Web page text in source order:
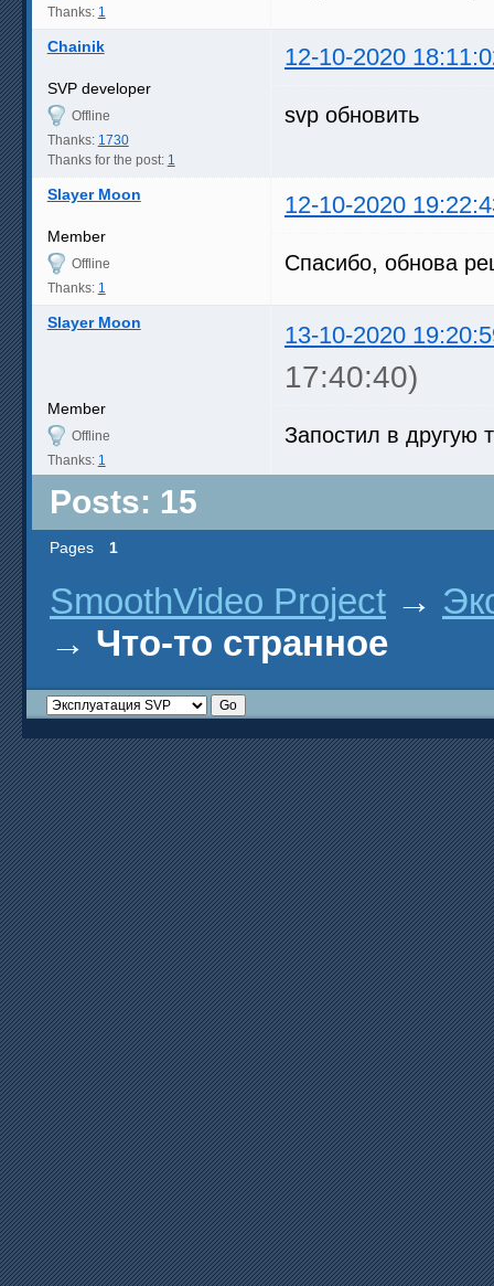
Thanks: 1
Chainik 12-10-2020
SVP developer
Offline
Thanks: 1730
Thanks for the post: 1
svp обновить
Slayer Moon 12-10-2020
Member
Offline
Thanks: 1
Спасибо, обнова
Slayer Moon 13-10-2020
17:40:40)
Member
Offline
Thanks: 1
Запостил в другую
Posts: 15
Pages 1
SmoothVideo Project →
→ Что-то странное